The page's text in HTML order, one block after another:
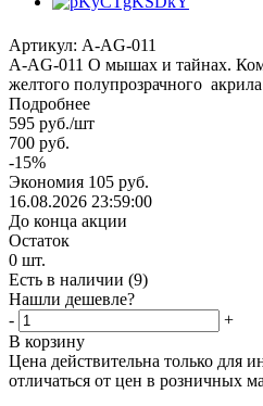
Артикул: A-AG-011
А-AG-011 О мышах и тайнах.
желтого полупрозрачного акрила
Подробнее
595 руб./шт
700 руб.
-15%
Экономия 105 руб.
16.08.2026 23:59:00
До конца акции
Остаток
0 шт.
Есть в наличии (9)
Нашли дешевле?
-
+
В корзину
Цена действительна только для
отличаться от цен в розничных